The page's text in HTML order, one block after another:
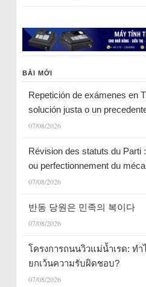
BÀI MỚI
Repetición de exámenes en
solución justa o un
07/08/2026
Révision des statuts du Parti
ou perfectionnement du
07/08/2026
반동 당원은 민족의 복이다
07/08/2026
โครงการถนนวิวแม่น้ำเรด: ท
ยกเว้นความรับผิดชอบ?
07/08/2026